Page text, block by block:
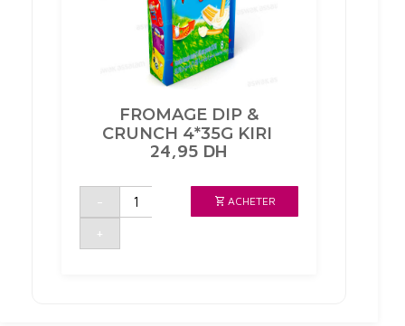
FROMAGE DIP &
CRUNCH 4*35G KIRI
24,95 DH
-
quantité
FROMAGE
CRUNCH
+
ACHETER